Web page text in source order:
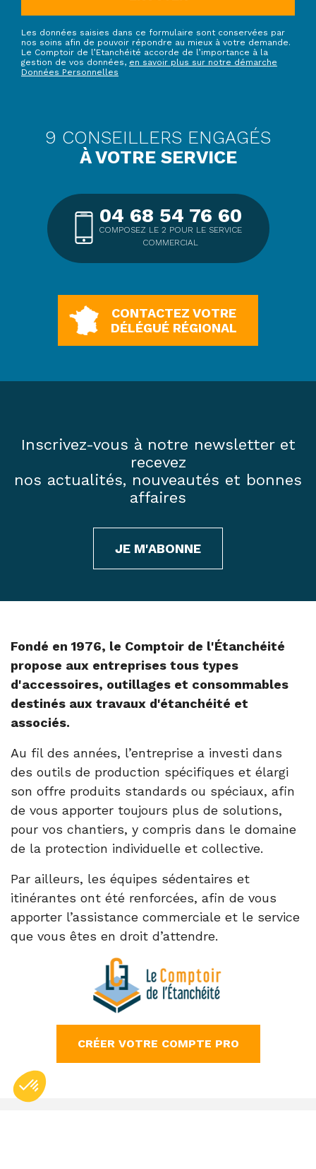
Les données saisies dans ce formulaire sont conservées par
nos soins afin de pouvoir répondre au mieux à votre demande.
Le Comptoir de l’Etanchéité accorde de l’importance à la
gestion de vos données, en savoir plus sur notre démarche
Données Personnelles
9 CONSEILLERS ENGAGÉS
À VOTRE SERVICE
04 68 54 76 60
COMPOSEZ LE 2 POUR LE SERVICE
COMMERCIAL
CONTACTEZ VOTRE
DÉLÉGUÉ RÉGIONAL
Inscrivez-vous à notre newsletter et
recevez
nos actualités, nouveautés et bonnes
affaires
JE M'ABONNE
Fondé en 1976, le Comptoir de l'Étanchéité
propose aux entreprises tous types
d'accessoires, outillages et consommables
destinés aux travaux d'étanchéité et
associés.
Au fil des années, l’entreprise a investi dans
des outils de production spécifiques et élargi
son offre produits standards ou spéciaux, afin
de vous apporter toujours plus de solutions,
pour vos chantiers, y compris dans le domaine
de la protection individuelle et collective.
Par ailleurs, les équipes sédentaires et
itinérantes ont été renforcées, afin de vous
apporter l’assistance commerciale et le service
que vous êtes en droit d’attendre.
CRÉER VOTRE COMPTE PRO